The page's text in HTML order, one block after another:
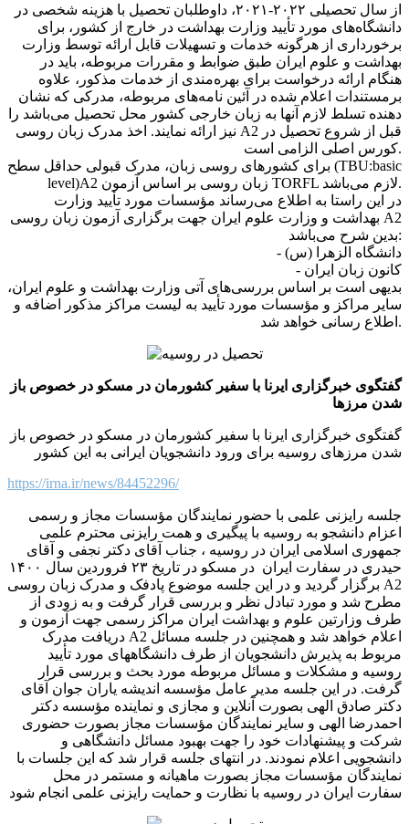
از سال تحصیلی ۲۰۲۲-۲۰۲۱، داوطلبان تحصیل با هزینه شخصی در
دانشگاه‌های مورد تأیید وزارت بهداشت در خارج از کشور، برای
برخورداری از هرگونه خدمات و تسهیلات قابل ارائه توسط وزارت
بهداشت و علوم ایران طبق ضوابط و مقررات مربوطه، باید در
هنگام ارائه درخواست برای بهره‌مندی از خدمات مذکور، علاوه
برمستندات اعلام شده در آئین نامه‌های مربوطه، مدرکی که نشان‌
دهنده تسلط لازم آنها به زبان خارجی کشور محل تحصیل می‌باشد را
نیز ارائه نمایند. اخذ مدرک زبان روسی A2 قبل از شروع تحصیل در
کورس اصلی الزامی است.
برای کشورهای روسی زبان، مدرک قبولی حداقل سطح (TBU:basic
level)A2 زبان روسی بر اساس آزمون TORFL لازم می‌باشد.
در این راستا به اطلاع می‌رساند مؤسسات مورد تأیید وزارت
بهداشت و وزارت علوم ایران جهت برگزاری آزمون زبان روسی A2
بدین شرح می‌باشد:
- دانشگاه الزهرا (س)
- کانون زبان ایران
بدیهی است بر اساس بررسی‌های آتی وزارت بهداشت و علوم ایران،
سایر مراکز و مؤسسات مورد تأیید به لیست مراکز مذکور اضافه و
اطلاع رسانی خواهد شد.
گفتگوی خبرگزاری ایرنا با سفیر کشورمان در مسکو در خصوص باز
شدن مرزها
گفتگوی خبرگزاری ایرنا با سفیر کشورمان در مسکو در خصوص باز
شدن مرزهای روسیه برای ورود دانشجویان ایرانی به این کشور
https://irna.ir/news/84452296/
جلسه رایزنی علمی با حضور نمایندگان مؤسسات مجاز و رسمی
اعزام دانشجو به روسیه با پیگیری و همت رایزنی محترم علمی
جمهوری اسلامی ایران در روسیه ، جناب آقای دکتر نجفی و آقای
حیدری در سفارت ایران در مسکو در تاریخ ۲۳ فروردین سال ۱۴۰۰
برگزار گردید و در این جلسه موضوع پادفک و مدرک زبان روسی A2
مطرح شد و مورد تبادل نظر و بررسی قرار گرفت و به زودی از
طرف وزارتین علوم و بهداشت ایران مراکز رسمی جهت آزمون و
دریافت مدرک A2 اعلام خواهد شد و همچنین در جلسه مسائل
مربوط به پذیرش دانشجویان از طرف دانشگاههای مورد تأیید
روسیه و مشکلات و مسائل مربوطه مورد بحث و بررسی قرار
گرفت. در این جلسه مدیر عامل مؤسسه اندیشه یاران جوان آقای
دکتر صادق الهی بصورت آنلاین و مجازی و نماینده مؤسسه دکتر
احمدرضا الهی و سایر نمایندگان مؤسسات مجاز بصورت حضوری
شرکت و پیشنهادات خود را جهت بهبود مسائل دانشگاهی و
دانشجویی اعلام نمودند. در انتهای جلسه قرار شد که این جلسات با
نمایندگان مؤسسات مجاز بصورت ماهیانه و مستمر در محل
سفارت ایران در روسیه با نظارت و حمایت رایزنی علمی انجام شود